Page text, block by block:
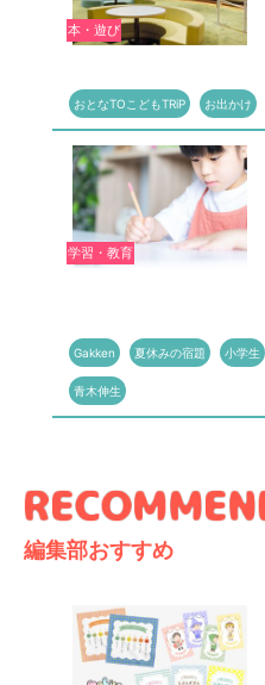
本・遊び
おとなTOこどもTRiP お出かけ
学習・教育
Gakken 夏休みの宿題 小学生
青木伸生
編集部おすすめ